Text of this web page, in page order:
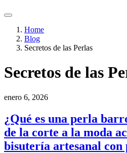
Home
Blog
Secretos de las Perlas
Secretos de las
enero 6, 2026
¿Qué es una perla
de la corte a la moda
bisutería artesanal con